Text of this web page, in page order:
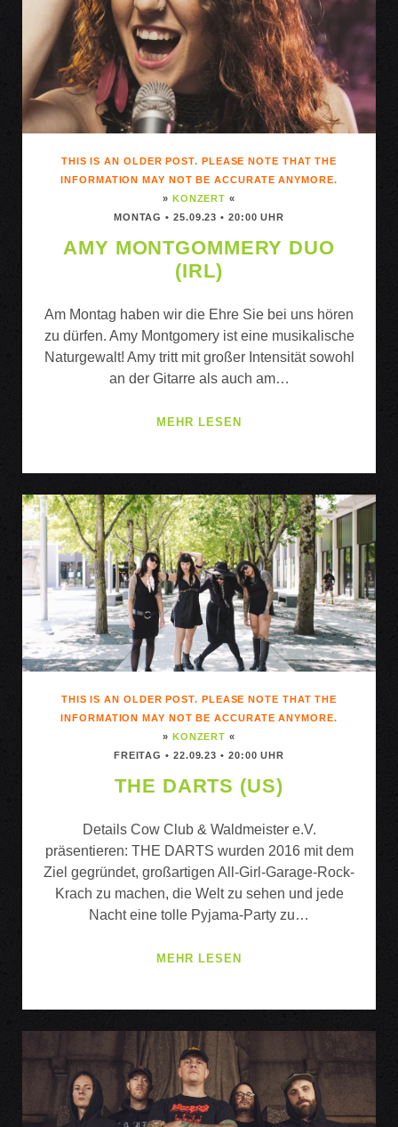
THIS IS AN OLDER POST. PLEASE NOTE THAT THE
INFORMATION MAY NOT BE ACCURATE ANYMORE.
» KONZERT «
MONTAG • 25.09.23 • 20:00 UHR
AMY MONTGOMMERY DUO
(IRL)
Am Montag haben wir die Ehre Sie bei uns hören
zu dürfen. Amy Montgomery ist eine musikalische
Naturgewalt! Amy tritt mit großer Intensität sowohl
an der Gitarre als auch am…
MEHR LESEN
THIS IS AN OLDER POST. PLEASE NOTE THAT THE
INFORMATION MAY NOT BE ACCURATE ANYMORE.
» KONZERT «
FREITAG • 22.09.23 • 20:00 UHR
THE DARTS (US)
Details Cow Club & Waldmeister e.V.
präsentieren: THE DARTS wurden 2016 mit dem
Ziel gegründet, großartigen All-Girl-Garage-Rock-
Krach zu machen, die Welt zu sehen und jede
Nacht eine tolle Pyjama-Party zu…
MEHR LESEN